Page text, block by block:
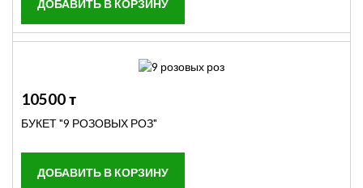
10500 т
БУКЕТ "9 РОЗОВЫХ РОЗ"